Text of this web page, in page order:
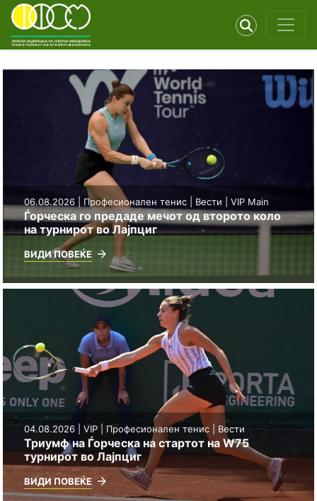
06.08.2026 | Професионален тенис Вести VIP Main
Ѓорческа го предаде мечот од второто коло
на турнирот во Лајпциг
ВИДИ ПОВЕЌЕ
04.08.2026 | VIP | Професионален тенис | Вести
Триумф на Ѓорческа на стартот на W75
турнирот во Лајпциг
ВИДИ ПОВЕЌЕ